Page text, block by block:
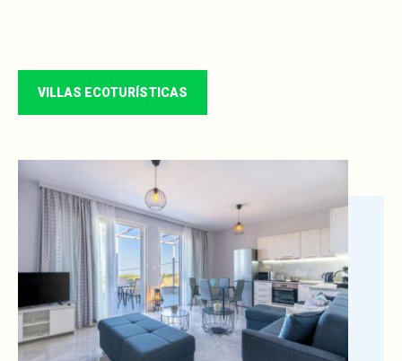
VILLAS ECOTURÍSTICAS